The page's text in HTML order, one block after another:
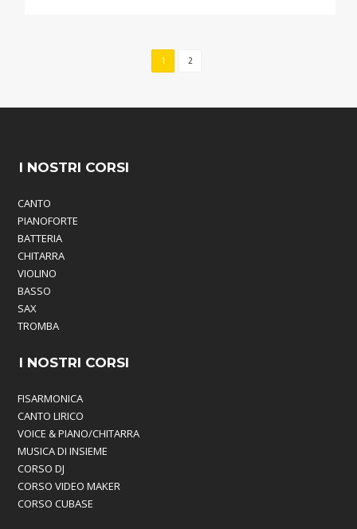
1 2
I NOSTRI CORSI
CANTO
PIANOFORTE
BATTERIA
CHITARRA
VIOLINO
BASSO
SAX
TROMBA
I NOSTRI CORSI
FISARMONICA
CANTO LIRICO
VOICE & PIANO/CHITARRA
MUSICA DI INSIEME
CORSO DJ
CORSO VIDEO MAKER
CORSO CUBASE